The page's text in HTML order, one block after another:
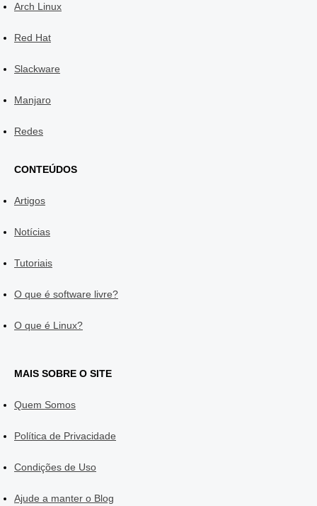
Arch Linux
Red Hat
Slackware
Manjaro
Redes
CONTEÚDOS
Artigos
Notícias
Tutoriais
O que é software livre?
O que é Linux?
MAIS SOBRE O SITE
Quem Somos
Política de Privacidade
Condições de Uso
Ajude a manter o Blog